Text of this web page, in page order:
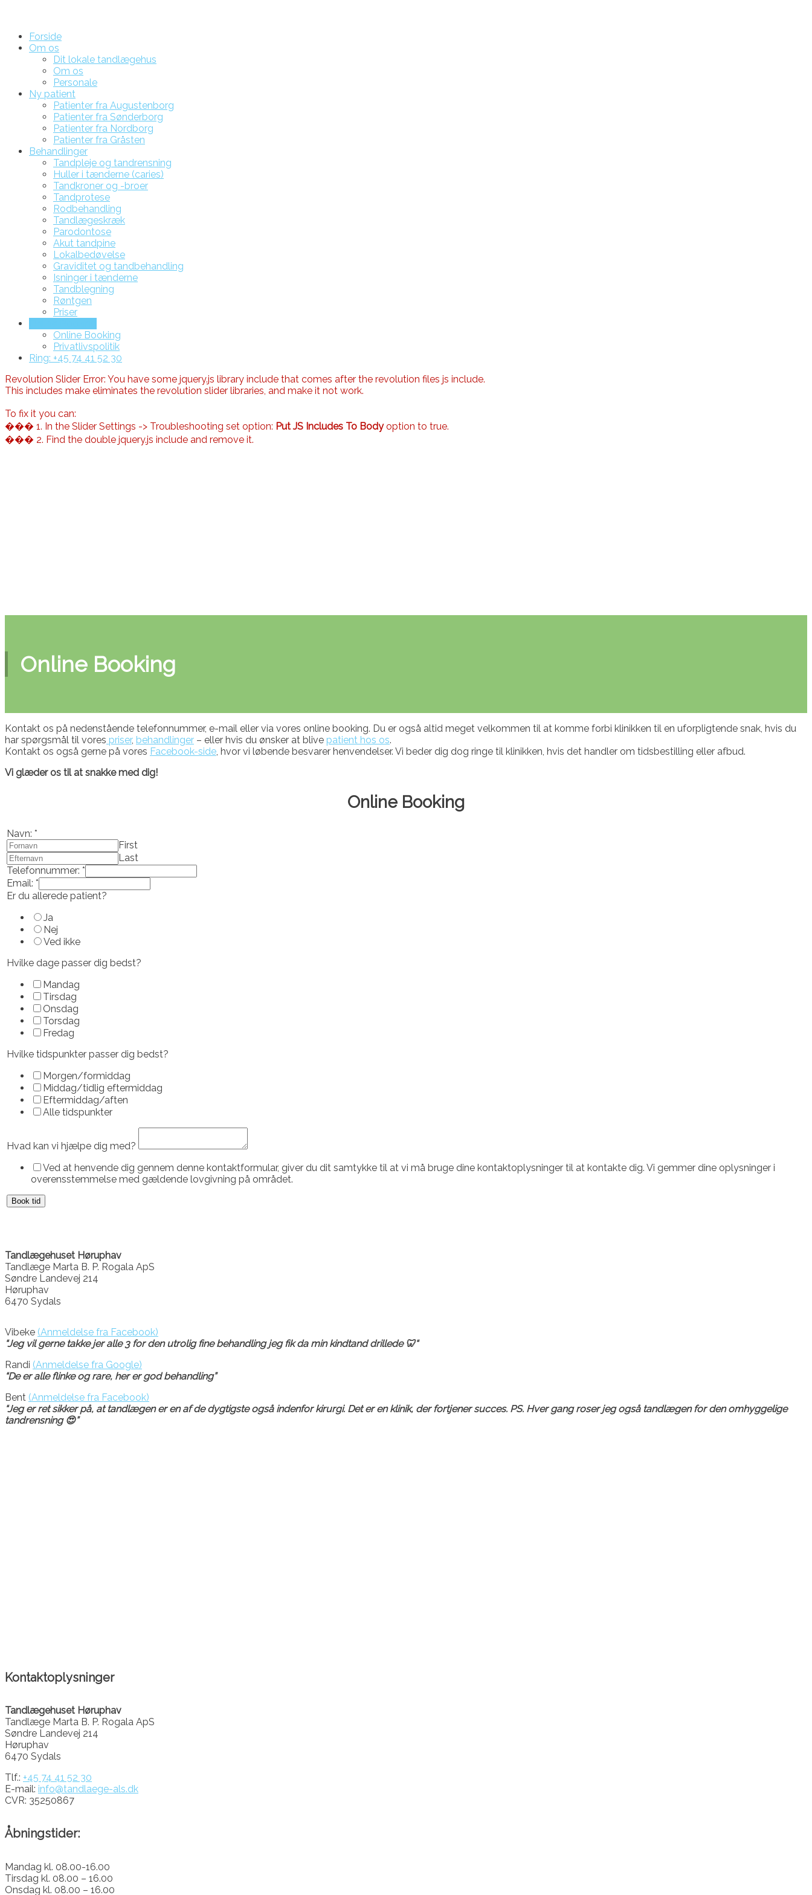
Forside
Om os
Dit lokale tandlægehus
Om os
Personale
Ny patient
Patienter fra Augustenborg
Patienter fra Sønderborg
Patienter fra Nordborg
Patienter fra Gråsten
Behandlinger
Tandpleje og tandrensning
Huller i tænderne (caries)
Tandkroner og -broer
Tandprotese
Rodbehandling
Tandlægeskræk
Parodontose
Akut tandpine
Lokalbedøvelse
Graviditet og tandbehandling
Isninger i tænderne
Tandblegning
Røntgen
Priser
Online Booking
Privatlivspolitik
Ring: +45 74 41 52 30
Revolution Slider Error: You have some jquery.js library include that comes after the revolution files js include.
This includes make eliminates the revolution slider libraries, and make it not work.
To fix it you can:
��� 1. In the Slider Settings -> Troubleshooting set option: Put JS Includes To Bodyoption to true.
��� 2. Find the double jquery.js include and remove it.
Online Booking
Kontakt os på nedenstående telefonnummer, e-mail eller via vores online booking. Du er også altid meget velkommen til at komme forbi klinikken til en uforpligtende snak, hvis du
har spørgsmål til vores priser, behandlinger – eller hvis du ønsker at blive patient hos os.
Kontakt os også gerne på vores Facebook-side , hvor vi løbende besvarer henvendelser. Vi beder dig dog ringe til klinikken, hvis det handler om tidsbestilling eller afbud.
Vi glæder os til at snakke med dig!
Online Booking
Navn: *
First
Last
Telefonnummer: *
Email: *
Er du allerede patient?
Ja
Nej
Ved ikke
Hvilke dage passer dig bedst?
Mandag
Tirsdag
Onsdag
Torsdag
Fredag
Hvilke tidspunkter passer dig bedst?
Morgen/formiddag
Middag/tidlig eftermiddag
Eftermiddag/aften
Alle tidspunkter
Hvad kan vi hjælpe dig med?
Ved at henvende dig gennem denne kontaktformular, giver du dit samtykke til at vi må bruge dine kontaktoplysninger til at kontakte dig. Vi gemmer dine oplysninger i
overensstemmelse med gældende lovgivning på området.
Book tid
Tandlægehuset Høruphav
Tandlæge Marta B. P. Rogala ApS
Søndre Landevej 214
Høruphav
6470 Sydals
Vibeke (Anmeldelse fra Facebook)
“Jeg vil gerne takke jer alle 3 for den utrolig fine behandling jeg fik da min kindtand drillede 🦷“
Randi (Anmeldelse fra Google)
“De er alle flinke og rare, her er god behandling”
Bent (Anmeldelse fra Facebook)
“Jeg er ret sikker på, at tandlægen er en af de dygtigste også indenfor kirurgi. Det er en klinik, der fortjener succes. PS. Hver gang roser jeg også tandlægen for den omhyggelige
tandrensning 😍”
Kontaktoplysninger
Tandlægehuset Høruphav
Tandlæge Marta B. P. Rogala ApS
Søndre Landevej 214
Høruphav
6470 Sydals
Tlf.: +45 74 41 52 30
E-mail: info@tandlaege-als.dk
CVR: 35250867
Åbningstider:
Mandag kl. 08.00-16.00
Tirsdag kl. 08.00 – 16.00
Onsdag kl. 08.00 – 16.00